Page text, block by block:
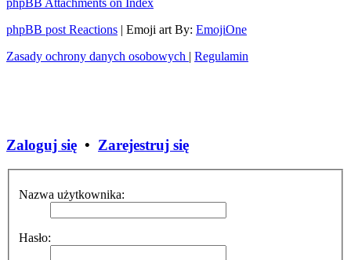
phpBB Attachments on Index
phpBB post Reactions | Emoji art By: EmojiOne
Zasady ochrony danych osobowych | Regulamin
Zaloguj się • Zarejestruj się
Nazwa użytkownika:
Hasło: